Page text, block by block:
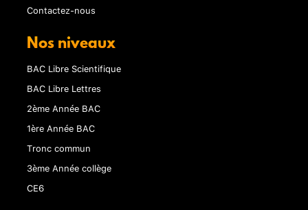
Contactez-nous
Nos niveaux
BAC Libre Scientifique
BAC Libre Lettres
2ème Année BAC
1ère Année BAC
Tronc commun
3ème Année collège
CE6